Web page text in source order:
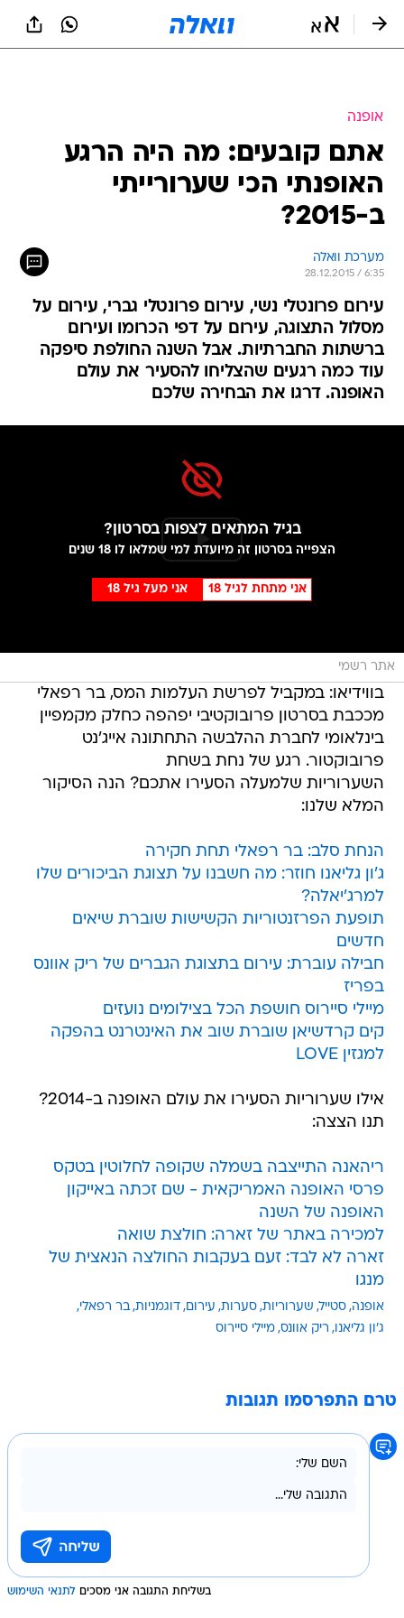
אופנה
אתם קובעים: מה היה הרגע
האופנתי הכי שערורייתי
ב-2015?
מערכת וואלה
28.12.2015 / 6:35
עירום פרונטלי נשי, עירום פרונטלי גברי, עירום על
מסלול התצוגה, עירום על דפי הכרומו ועירום
ברשתות החברתיות. אבל השנה החולפת סיפקה
עוד כמה רגעים שהצליחו להסעיר את עולם
האופנה. דרגו את הבחירה שלכם
בגיל המתאים לצפות בסרטון?
הצפייה בסרטון זה מיועדת למי שמלאו לו 18 שנים
אני מתחת לגיל 18 אני מעל גיל 18
אתר רשמי
בווידיאו: במקביל לפרשת העלמות המס, בר רפאלי
מככבת בסרטון פרובוקטיבי יפהפה כחלק מקמפיין
בינלאומי לחברת ההלבשה התחתונה אייג'נט
פרובוקטור. רגע של נחת בשחת
השערוריות שלמעלה הסעירו אתכם? הנה הסיקור
המלא שלנו:
הנחת סלב: בר רפאלי תחת חקירה
ג'ון גליאנו חוזר: מה חשבנו על תצוגת הביכורים שלו
למרג'יאלה?
תופעת הפרזנטוריות הקשישות שוברת שיאים
חדשים
חבילה עוברת: עירום בתצוגת הגברים של ריק אוונס
בפריז
מיילי סיירוס חושפת הכל בצילומים נועזים
קים קרדשיאן שוברת שוב את האינטרנט בהפקה
למגזין LOVE
אילו שערוריות הסעירו את עולם האופנה ב-2014?
תנו הצצה:
ריהאנה התייצבה בשמלה שקופה לחלוטין בטקס
פרסי האופנה האמריקאית - שם זכתה באייקון
האופנה של השנה
למכירה באתר של זארה: חולצת שואה
זארה לא לבד: זעם בעקבות החולצה הנאצית של
מנגו
אופנה סטייל שערוריות סערות עירום דוגמניות בר רפאלי
ג'ון גליאנו ריק אוונס מיילי סיירוס
טרם התפרסמו תגובות
בשליחת התגובה אני מסכים לתנאי השימוש